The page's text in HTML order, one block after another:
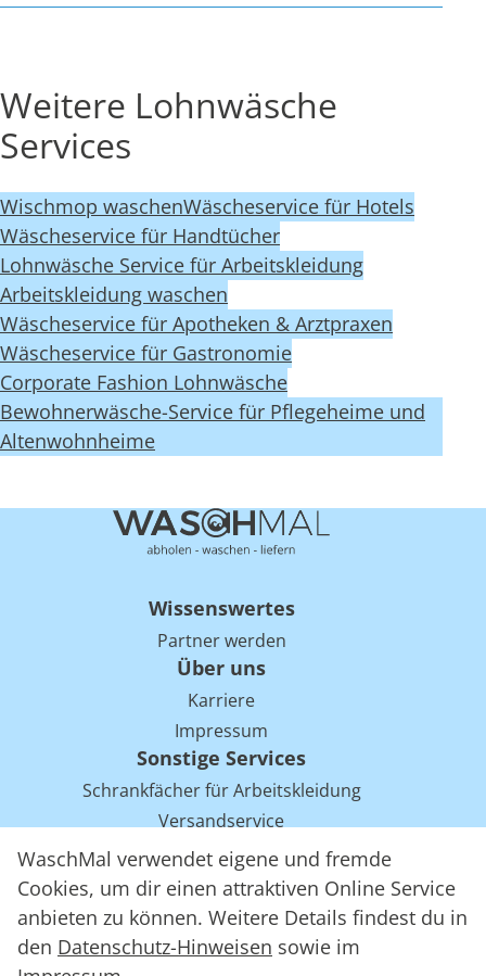
WaschMal verwendet eigene und fremde
Cookies, um dir einen attraktiven Online Service
anbieten zu können. Weitere Details findest du in
den Datenschutz-Hinweisen sowie im
Weitere Lohnwäsche
Services
Wischmop waschenWäscheservice für Hotels
Wäscheservice für Handtücher
Lohnwäsche Service für Arbeitskleidung
Arbeitskleidung waschen
Wäscheservice für Apotheken & Arztpraxen
Wäscheservice für Gastronomie
Corporate Fashion Lohnwäsche
Bewohnerwäsche-Service für Pflegeheime und
Altenwohnheime
Wissenswertes
Partner werden
Über uns
Karriere
Impressum
Sonstige Services
Schrankfächer für Arbeitskleidung
Versandservice
Einsparpotentiale für Mietwäsche bei Arbeitskleidung
Arbeitskleidung Tracking mit RFID
WaschMal GmbH 2016 – 2026